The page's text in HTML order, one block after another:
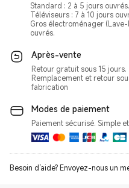
Standard : 2 à 5 jours ouvrés.
Téléviseurs : 7 à 10 jours
Gros électroménager
ouvrés.
Après-vente
Retour gratuit sous 15 jours.
Remplacement et retour
fabrication
Modes de paiement
Paiement sécurisé. Simple
Besoin d'aide? Envoyez-nous un